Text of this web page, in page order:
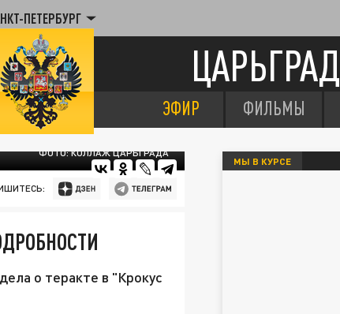
ПЕТЕРБУРГ
ЦАРЬГРАД
ЭФИР ФИЛЬМЫ
ФОТО: КОЛЛАЖ ЦАРЬГРАДА
о теракте в "Крокус
МЫ В КУРСЕ